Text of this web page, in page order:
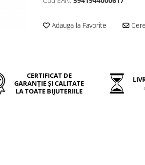
Adauga la Favorite
CERTIFICAT DE
GARANȚIE ȘI CALITATE
LA TOATE BIJUTERIILE